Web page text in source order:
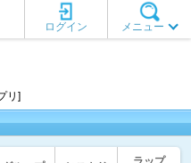
メニュー
ログイン
リ]